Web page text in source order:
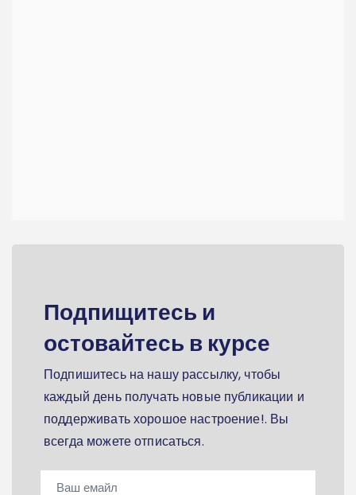
Подпищитесь и
остовайтесь в курсе
Подпишитесь на нашу рассылку, чтобы
каждый день получать новые публикации и
поддерживать хорошое настроение!. Вы
всегда можете отписаться.